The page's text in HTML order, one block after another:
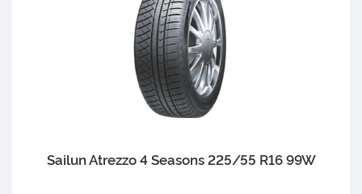
Sailun Atrezzo 4 Seasons 225/55 R16 99W